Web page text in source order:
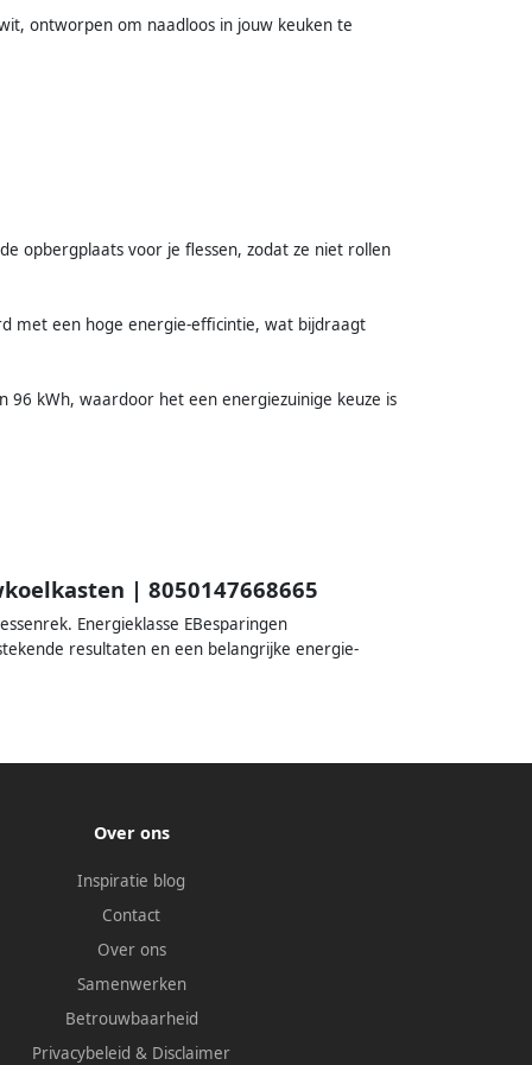
ontworpen om naadloos in jouw keuken te
opbergplaats voor je flessen, zodat ze niet rollen
met een hoge energie-efficintie, wat bijdraagt
kWh, waardoor het een energiezuinige keuze is
| 8050147668665
Energieklasse EBesparingen
resultaten en een belangrijke energie-
Over ons
Inspiratie blog
Contact
Over ons
Samenwerken
Betrouwbaarheid
Privacybeleid & Disclaimer